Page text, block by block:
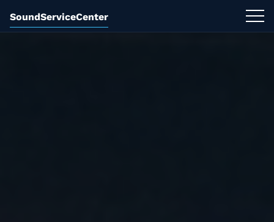
SoundServiceCenter